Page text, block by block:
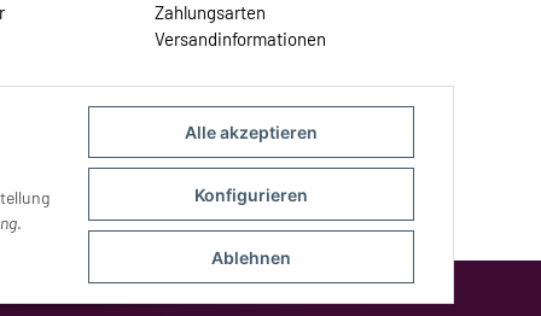
Alle akzeptieren
Konfigurieren
Ablehnen
.
Zahlungsarten
Versandinformationen